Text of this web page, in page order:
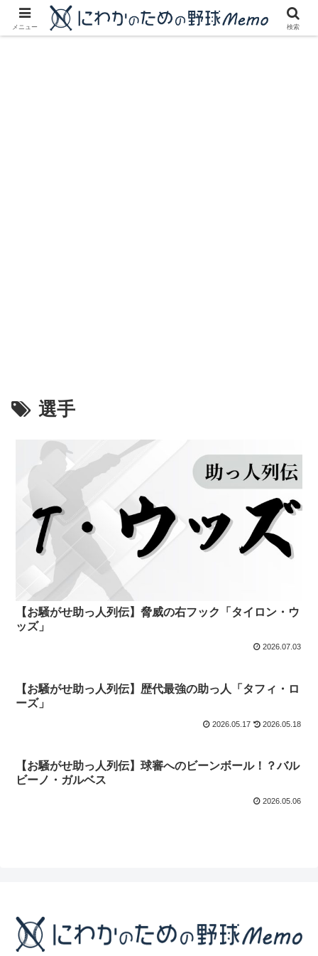
にわかに優しいプロ野球ブログ
選手
【お騒がせ助っ人列伝】脅威の右フック「タイロン・ウ
ッズ」
2026.07.03
【お騒がせ助っ人列伝】歴代最強の助っ人「タフィ・ロ
ーズ」
2026.05.17 2026.05.18
【お騒がせ助っ人列伝】球審へのビーンボール！？バル
ビーノ・ガルベス
2026.05.06
メニュー 検索